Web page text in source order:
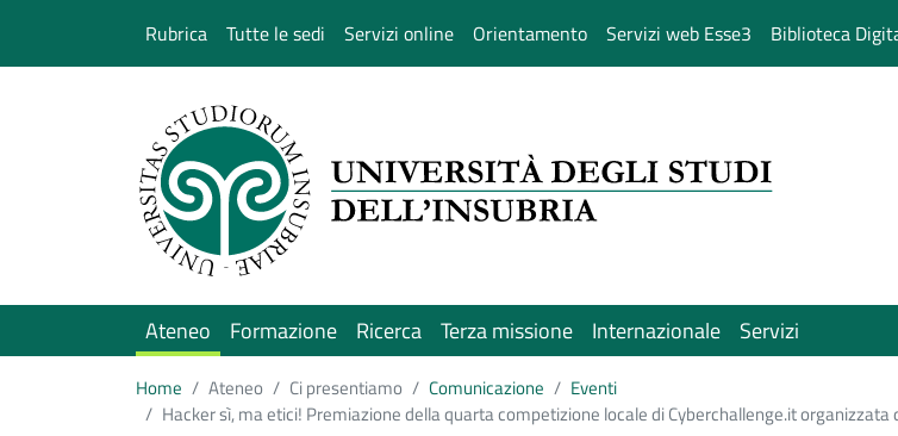
Rubrica Tutte le sedi Servizi online Orientamento Servizi web Esse3 Biblioteca
Ateneo Formazione Ricerca Terza missione Internazionale Servizi
Home Ateneo Ci presentiamo Comunicazione
Eventi
Hacker sì, ma etici! Premiazione della quarta competizione locale di Cyberchallenge.it